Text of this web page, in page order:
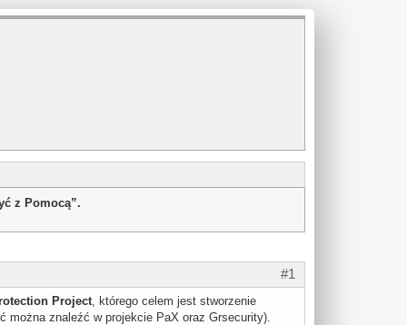
z Pomocą”.
#1
Project, którego celem jest stworzenie
można znaleźć w projekcie PaX oraz Grsecurity).